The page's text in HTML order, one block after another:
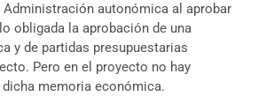
Administración autonómica al aprobar
obligada la aprobación de una
y de partidas presupuestarias
Pero en el proyecto no hay
memoria económica.